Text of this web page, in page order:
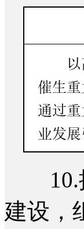
10.提
建设，